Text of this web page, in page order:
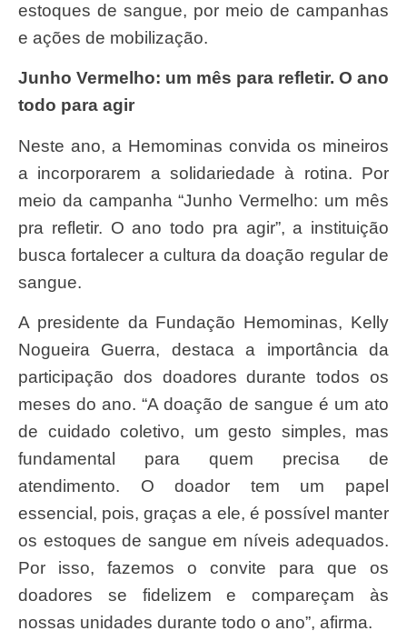
estoques de sangue, por meio de campanhas
e ações de mobilização.
Junho Vermelho: um mês para refletir. O ano
todo para agir
Neste ano, a Hemominas convida os mineiros
a incorporarem a solidariedade à rotina. Por
meio da campanha “Junho Vermelho: um mês
pra refletir. O ano todo pra agir”, a instituição
busca fortalecer a cultura da doação regular de
sangue.
A presidente da Fundação Hemominas, Kelly
Nogueira Guerra, destaca a importância da
participação dos doadores durante todos os
meses do ano. “A doação de sangue é um ato
de cuidado coletivo, um gesto simples, mas
fundamental para quem precisa de
atendimento. O doador tem um papel
essencial, pois, graças a ele, é possível manter
os estoques de sangue em níveis adequados.
Por isso, fazemos o convite para que os
doadores se fidelizem e compareçam às
nossas unidades durante todo o ano”, afirma.